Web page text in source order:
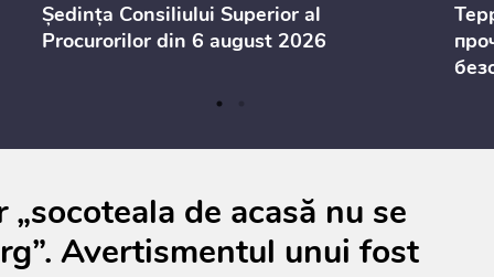
Ședința Consiliului Superior al
Procurorilor din 6 august 2026
de acasă nu se
Avertismentul unui fost